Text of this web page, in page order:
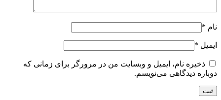
نام *
ایمیل *
ذخیره نام، ایمیل و وبسایت من در مرورگر برای زمانی که
دوباره دیدگاهی می‌نویسم.